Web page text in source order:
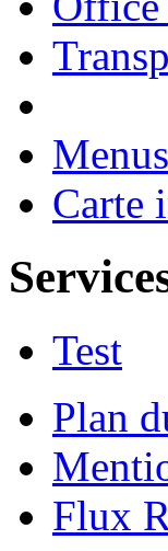
Carte
Test
Plan
Flux